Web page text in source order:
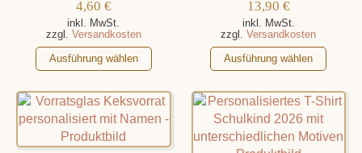
Produktseite
gewählt
werden
der
Produktseite
gewählt
werden
4,60 €
inkl. MwSt.
zzgl. Versandkosten
Ausführung wählen
Dieses
Produkt
weist
mehrere
Varianten
auf.
13,90 €
inkl. MwSt.
zzgl.Versandkosten
Ausführung wählen
Dieses
Produkt
weist
mehrere
Varianten
auf.